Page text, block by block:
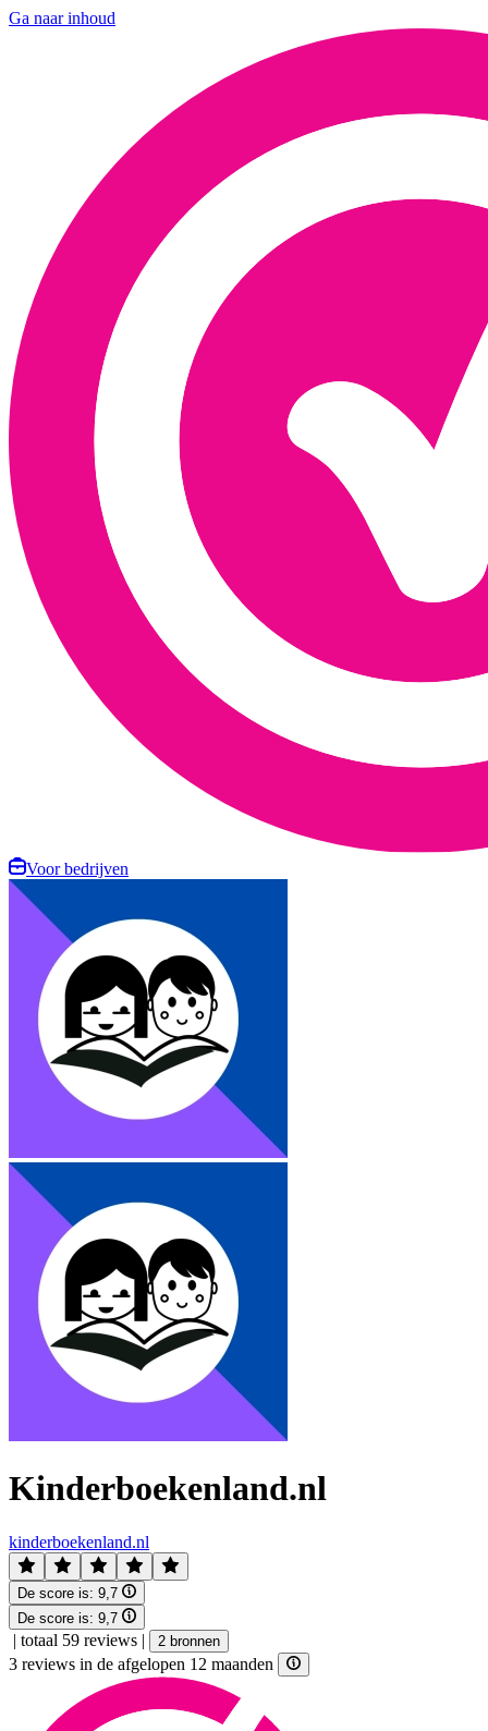
Ga naar inhoud
Voor bedrijven
Kinderboekenland.nl
kinderboekenland.nl
De score is: 9,7
De score is: 9,7
| totaal 59 reviews | 2 bronnen
3 reviews in de afgelopen 12 maanden